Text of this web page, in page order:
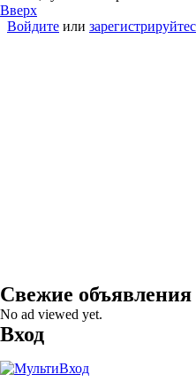
Вверх
Войдите или
Свежие объявления
No ad viewed yet.
Вход